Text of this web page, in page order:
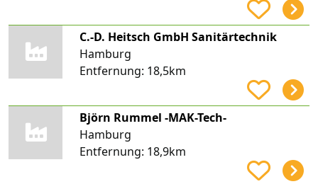
C.-D. Heitsch GmbH Sanitärtechnik
Hamburg
Entfernung: 18,5km
Björn Rummel -MAK-Tech-
Hamburg
Entfernung: 18,9km